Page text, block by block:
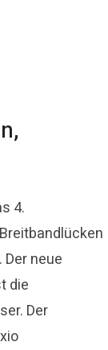
4.
neue
die
Der